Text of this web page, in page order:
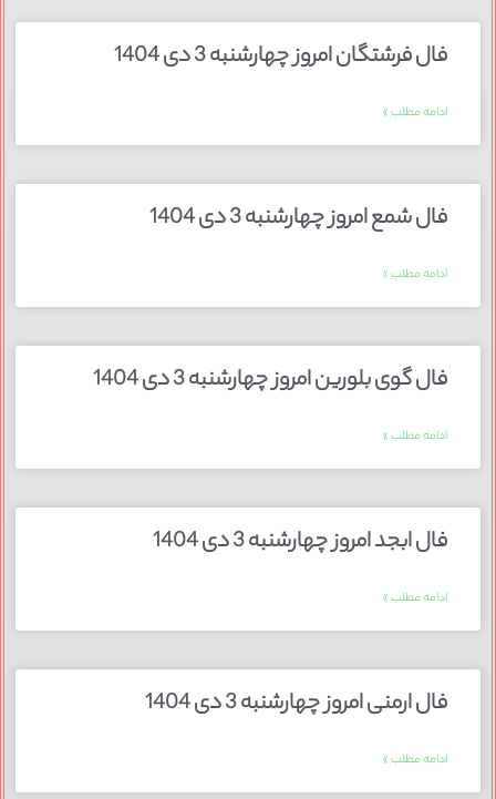
فال فرشتگان امروز چهارشنبه 3 دی 1404
ادامه مطلب »
فال شمع امروز چهارشنبه 3 دی 1404
ادامه مطلب »
فال گوی بلورین امروز چهارشنبه 3 دی 1404
ادامه مطلب »
فال ابجد امروز چهارشنبه 3 دی 1404
ادامه مطلب »
فال ارمنی امروز چهارشنبه 3 دی 1404
ادامه مطلب »